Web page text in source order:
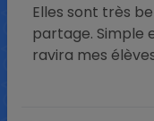
Elles sont très
partage. Simple
ravira mes